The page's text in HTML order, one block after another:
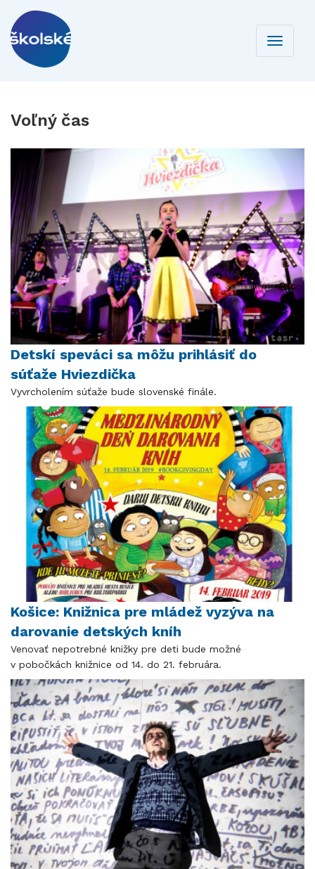
Toggle
Voľný čas
Detskí speváci sa môžu prihlásiť do
súťaže Hviezdička
Vyvrcholením súťaže bude slovenské finále.
Košice: Knižnica pre mládež vyzýva na
darovanie detských kníh
Venovať nepotrebné knižky pre deti bude možné
v pobočkách knižnice od 14. do 21. februára.